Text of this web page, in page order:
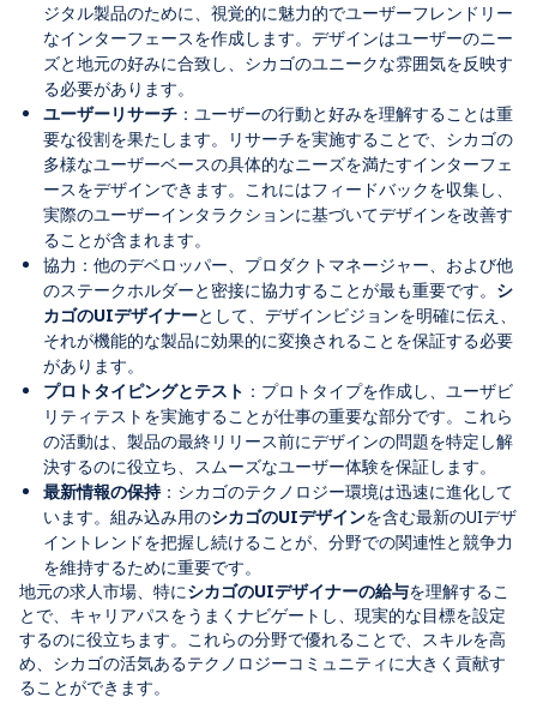
ジタル製品のために、視覚的に魅力的でユーザーフレンドリー
なインターフェースを作成します。デザインはユーザーのニー
ズと地元の好みに合致し、シカゴのユニークな雰囲気を反映す
る必要があります。
ユーザーリサーチ ：ユーザーの行動と好みを理解することは重
要な役割を果たします。リサーチを実施することで、シカゴの
多様なユーザーベースの具体的なニーズを満たすインターフェ
ースをデザインできます。これにはフィードバックを収集し、
実際のユーザーインタラクションに基づいてデザインを改善す
ることが含まれます。
協力：他のデベロッパー、プロダクトマネージャー、および他
のステークホルダーと密接に協力することが最も重要です。 シ
カゴのUIデザイナーとして、デザインビジョンを明確に伝え、
それが機能的な製品に効果的に変換されることを保証する必要
があります。
プロトタイピングとテスト ：プロトタイプを作成し、ユーザビ
リティテストを実施することが仕事の重要な部分です。これら
の活動は、製品の最終リリース前にデザインの問題を特定し解
決するのに役立ち、スムーズなユーザー体験を保証します。
最新情報の保持：シカゴのテクノロジー環境は迅速に進化して
います。組み込み用のシカゴのUIデザインを含む最新のUIデザ
イントレンドを把握し続けることが、分野での関連性と競争力
を維持するために重要です。
地元の求人市場、特にシカゴのUIデザイナーの給与を理解するこ
とで、キャリアパスをうまくナビゲートし、現実的な目標を設定
するのに役立ちます。これらの分野で優れることで、スキルを高
め、シカゴの活気あるテクノロジーコミュニティに大きく貢献す
ることができます。